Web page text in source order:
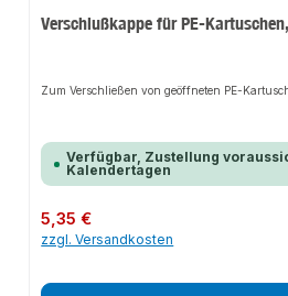
Verschlußkappe für PE-
Zum Verschließen von geöffneten PE-
Verfügbar, Zustellung
Kalendertagen
Regulärer Preis:
5,35 €
zzgl. Versandkosten